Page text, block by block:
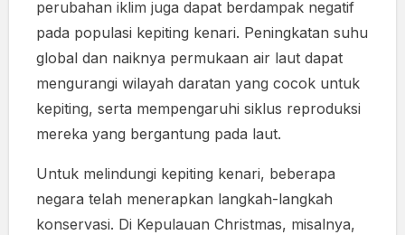
perubahan iklim juga dapat berdampak negatif
pada populasi kepiting kenari. Peningkatan suhu
global dan naiknya permukaan air laut dapat
mengurangi wilayah daratan yang cocok untuk
kepiting, serta mempengaruhi siklus reproduksi
mereka yang bergantung pada laut.
Untuk melindungi kepiting kenari, beberapa
negara telah menerapkan langkah-langkah
konservasi. Di Kepulauan Christmas, misalnya,